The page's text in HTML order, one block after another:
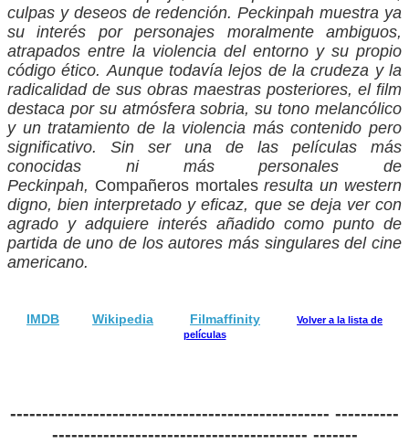
culpas y deseos de redención. Peckinpah muestra ya
su interés por personajes moralmente ambiguos,
atrapados entre la violencia del entorno y su propio
código ético.Aunque todavía lejos de la crudeza y la
radicalidad de sus obras maestras posteriores, el film
destaca por su atmósfera sobria, su tono melancólico
y un tratamiento de la violencia más contenido pero
significativo. Sin ser una de las películas más
conocidas ni más personales de
Peckinpah, Compañeros mortales resulta un western
digno, bien interpretado y eficaz, que se deja ver con
agrado y adquiere interés añadido como punto de
partida de uno de los autores más singulares del cine
americano.
IMDB Wikipedia Filmaffinity
Volver a la lista de
películas
-------------------------------------------------- ----------
---------------------------------------- -------